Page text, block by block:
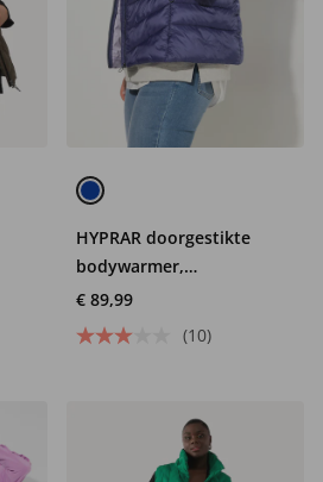
HYPRAR doorgestikte
bodywarmer,
waterafstotend,
afneembare capuchon
€ 89,99
(10)